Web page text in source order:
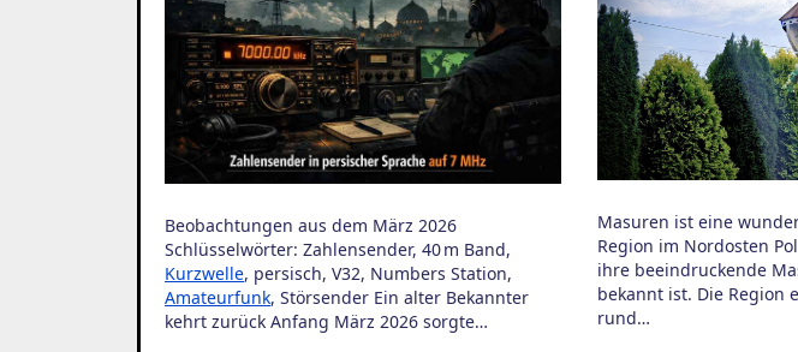
Beobachtungen aus dem März 2026
Schlüsselwörter: Zahlensender, 40 m Band,
Kurzwelle, persisch, V32, Numbers Station,
Amateurfunk, Störsender Ein alter Bekannter
kehrt zurück Anfang März 2026 sorgte…
Masuren ist eine
Region im Nordosten
ihre beeindruckende
bekannt ist. Die Region
rund…